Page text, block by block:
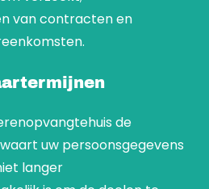
van contracten en
de
uw persoonsgegevens
langer